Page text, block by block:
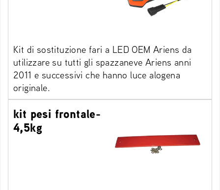
Kit di sostituzione fari a LED OEM Ariens da
utilizzare su tutti gli spazzaneve Ariens anni
2011 e successivi che hanno luce alogena
originale.
kit pesi frontale-
4,5kg